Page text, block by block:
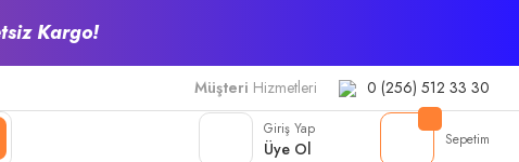
Kargo!
Müşteri Hizmetleri 0 (256) 512 33 30
Giriş Yap
Üye Ol Sepetim